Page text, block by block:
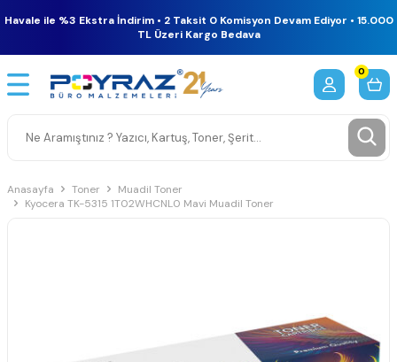
Havale ile %3 Ekstra İndirim • 2 Taksit 0 Komisyon Devam Ediyor • 15.000
TL Üzeri Kargo Bedava
0
Anasayfa Toner
Muadil Toner
Kyocera TK-5315 1T02WHCNL0 Mavi Muadil Toner